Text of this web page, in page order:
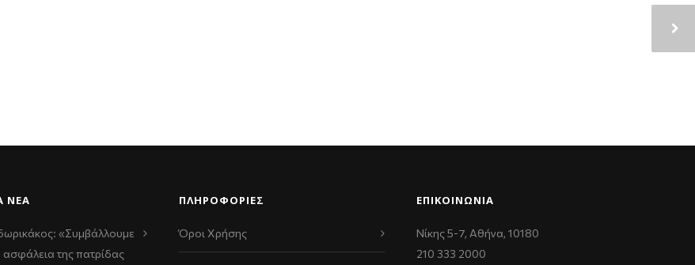
ΝΈΑ
«Συμβάλλουμε
ασφάλεια της πατρίδας
ΠΛΗΡΟΦΟΡΙΕΣ
Όροι Χρήσης
ΕΠΙΚΟΙΝΩΝΊΑ
Νίκης 5-7, Αθήνα, 10180
210 333 2000